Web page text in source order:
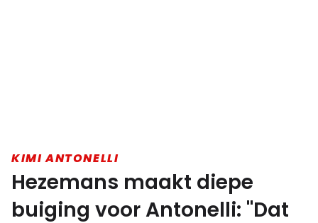
KIMI ANTONELLI
Hezemans maakt diepe
buiging voor Antonelli: "Dat